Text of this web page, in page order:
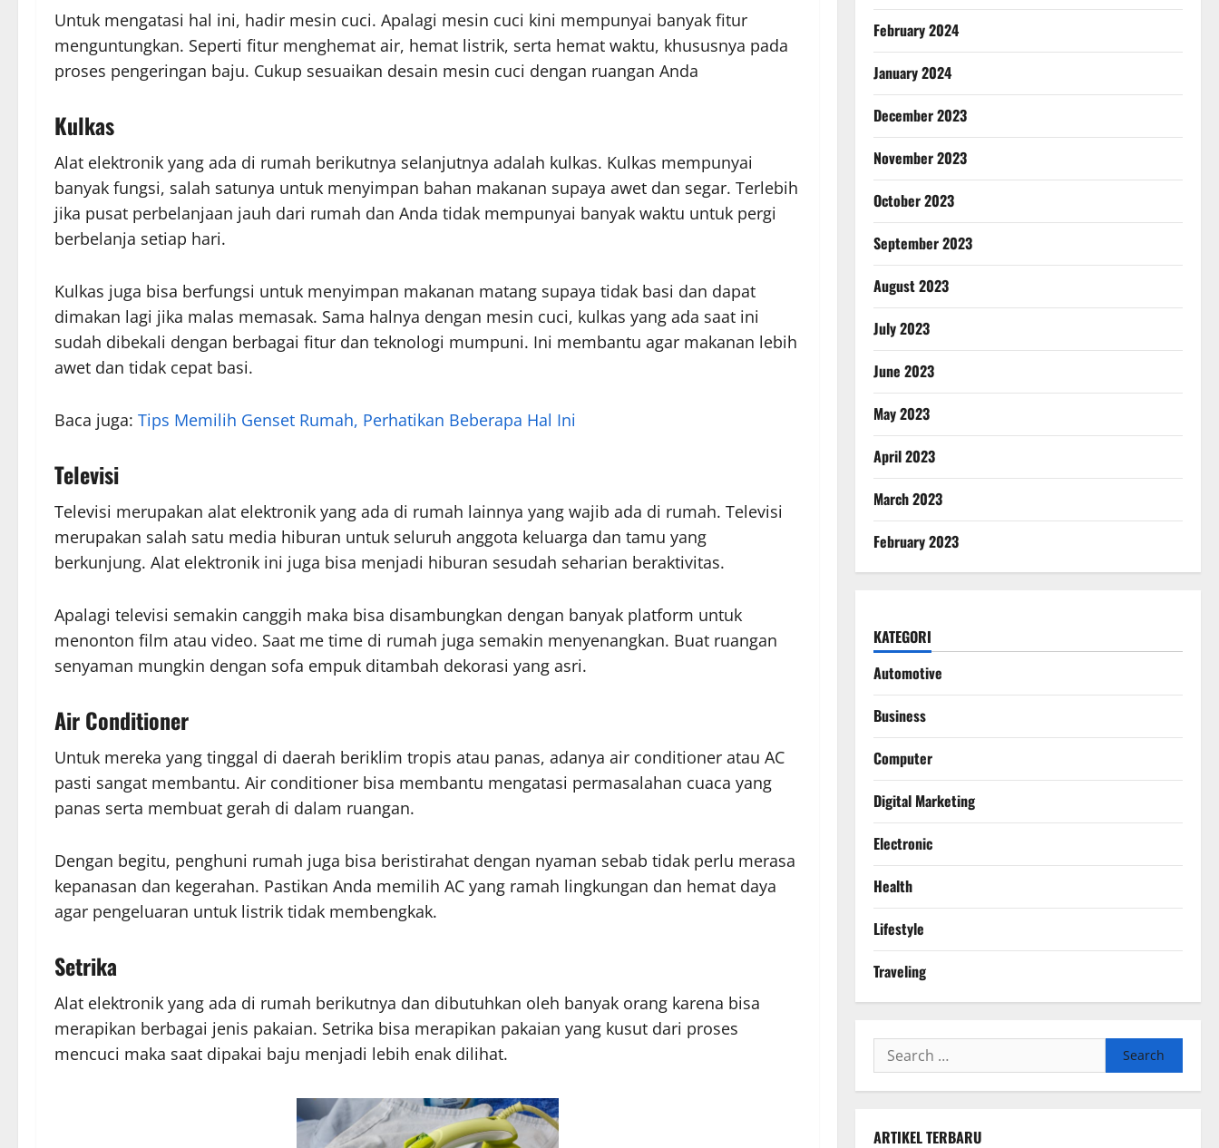
Untuk mengatasi hal ini, hadir mesin cuci. Apalagi mesin cuci kini mempunyai banyak fitur
menguntungkan. Seperti fitur menghemat air, hemat listrik, serta hemat waktu, khususnya pada
proses pengeringan baju. Cukup sesuaikan desain mesin cuci dengan ruangan Anda
Kulkas
Alat elektronik yang ada di rumah berikutnya selanjutnya adalah kulkas. Kulkas mempunyai
banyak fungsi, salah satunya untuk menyimpan bahan makanan supaya awet dan segar. Terlebih
jika pusat perbelanjaan jauh dari rumah dan Anda tidak mempunyai banyak waktu untuk pergi
berbelanja setiap hari.
Kulkas juga bisa berfungsi untuk menyimpan makanan matang supaya tidak basi dan dapat
dimakan lagi jika malas memasak. Sama halnya dengan mesin cuci, kulkas yang ada saat ini
sudah dibekali dengan berbagai fitur dan teknologi mumpuni. Ini membantu agar makanan lebih
awet dan tidak cepat basi.
Baca juga: Tips Memilih Genset Rumah, Perhatikan Beberapa Hal Ini
Televisi
Televisi merupakan alat elektronik yang ada di rumah lainnya yang wajib ada di rumah. Televisi
merupakan salah satu media hiburan untuk seluruh anggota keluarga dan tamu yang
berkunjung. Alat elektronik ini juga bisa menjadi hiburan sesudah seharian beraktivitas.
Apalagi televisi semakin canggih maka bisa disambungkan dengan banyak platform untuk
menonton film atau video. Saat me time di rumah juga semakin menyenangkan. Buat ruangan
senyaman mungkin dengan sofa empuk ditambah dekorasi yang asri.
Air Conditioner
Untuk mereka yang tinggal di daerah beriklim tropis atau panas, adanya air conditioner atau AC
pasti sangat membantu. Air conditioner bisa membantu mengatasi permasalahan cuaca yang
panas serta membuat gerah di dalam ruangan.
Dengan begitu, penghuni rumah juga bisa beristirahat dengan nyaman sebab tidak perlu merasa
kepanasan dan kegerahan. Pastikan Anda memilih AC yang ramah lingkungan dan hemat daya
agar pengeluaran untuk listrik tidak membengkak.
Setrika
Alat elektronik yang ada di rumah berikutnya dan dibutuhkan oleh banyak orang karena bisa
merapikan berbagai jenis pakaian. Setrika bisa merapikan pakaian yang kusut dari proses
mencuci maka saat dipakai baju menjadi lebih enak dilihat.
February 2024
January 2024
December 2023
November 2023
October 2023
September 2023
August 2023
July 2023
June 2023
May 2023
April 2023
March 2023
February 2023
KATEGORI
Automotive
Business
Computer
Digital Marketing
Electronic
Health
Lifestyle
Traveling
Search
for:
ARTIKEL TERBARU